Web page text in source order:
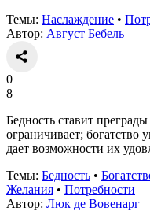
Темы: Наслаждение •
Автор: Август Бебель
0
8
Бедность ставит
ограничивает;
дает возможности их
Темы: Бедность •
Желания • Потребности
Автор: Люк де Вовенарг